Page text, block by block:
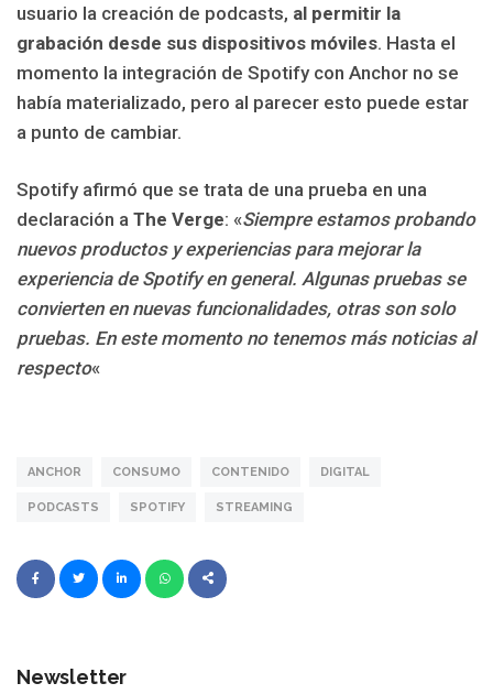
usuario la creación de podcasts, al permitir la
grabación desde sus dispositivos móviles. Hasta el
momento la integración de Spotify con Anchor no se
había materializado, pero al parecer esto puede estar
a punto de cambiar.
Spotify afirmó que se trata de una prueba en una
declaración a The Verge: «Siempre estamos probando
nuevos productos y experiencias para mejorar la
experiencia de Spotify en general. Algunas pruebas se
convierten en nuevas funcionalidades, otras son solo
pruebas. En este momento no tenemos más noticias al
respecto«
ANCHOR CONSUMO CONTENIDO DIGITAL
PODCASTS SPOTIFY STREAMING
Newsletter